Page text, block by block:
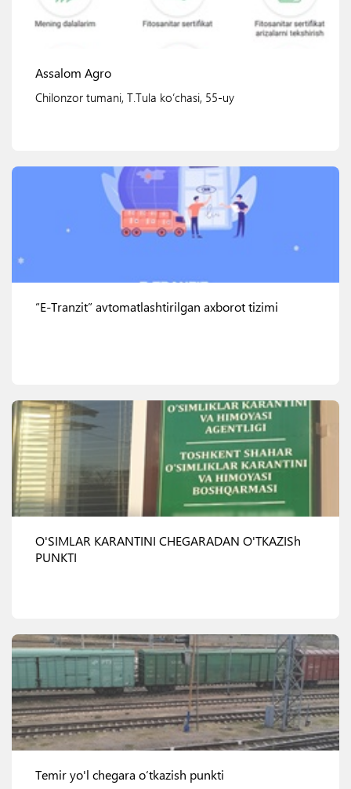
Assalom Agro
Chilonzor tumani, T.Tula ko‘chasi, 55-uy
Ko'rish
“E-Tranzit” avtomatlashtirilgan axborot tizimi
Ko'rish
O'SIMLAR KARANTINI CHEGARADAN O'TKAZISh
PUNKTI
Ko'rish
Temir yo'l chegara o‘tkazish punkti